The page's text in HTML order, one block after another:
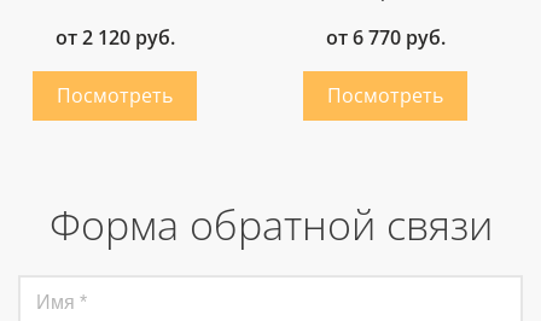
от 2 120 руб. от 6 770 руб.
Форма обратной связи